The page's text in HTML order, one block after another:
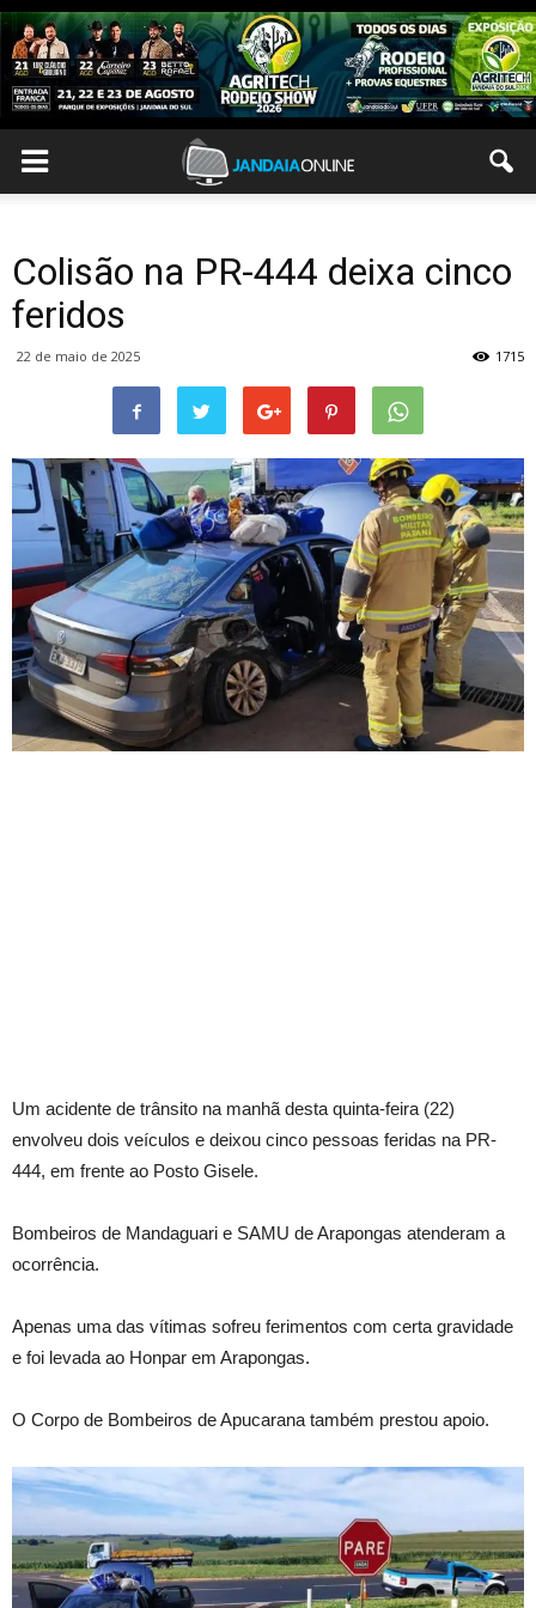
Colisão na PR-444 deixa cinco
feridos
22 de maio de 2025 1715
Um acidente de trânsito na manhã desta quinta-feira (22)
envolveu dois veículos e deixou cinco pessoas feridas na PR-
444, em frente ao Posto Gisele.
Bombeiros de Mandaguari e SAMU de Arapongas atenderam a
ocorrência.
Apenas uma das vítimas sofreu ferimentos com certa gravidade
e foi levada ao Honpar em Arapongas.
O Corpo de Bombeiros de Apucarana também prestou apoio.